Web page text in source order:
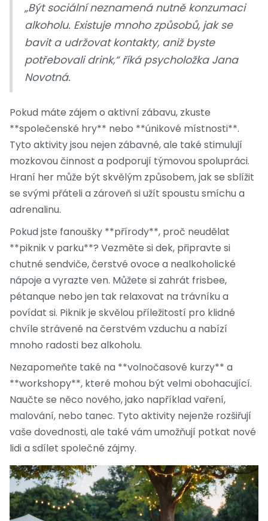
„Být sociální neznamená nutně konzumaci
alkoholu. Existuje mnoho způsobů, jak se
bavit a udržovat kontakty, aniž byste
potřebovali drink,“ říká psycholožka Jana
Novotná.
Pokud máte zájem o aktivní zábavu, zkuste
**společenské hry** nebo **únikové místnosti**.
Tyto aktivity jsou nejen zábavné, ale také stimulují
mozkovou činnost a podporují týmovou spolupráci.
Hraní her může být skvělým způsobem, jak se sblížit
se svými přáteli a zároveň si užít spoustu smíchu a
adrenalinu.
Pokud jste fanoušky **přírody**, proč neudělat
**piknik v parku**? Vezměte si dek, připravte si
chutné sendviče, čerstvé ovoce a nealkoholické
nápoje a vyrazte ven. Můžete si zahrát frisbee,
pétanque nebo jen tak relaxovat na trávníku a
povídat si. Piknik je skvělou příležitostí pro klidné
chvíle strávené na čerstvém vzduchu a nabízí
mnoho radosti bez alkoholu.
Nezapomeňte také na **volnočasové kurzy** a
**workshopy**, které mohou být velmi obohacující.
Naučte se něco nového, jako například vaření,
malování, nebo tanec. Tyto aktivity nejenže rozšiřují
vaše dovednosti, ale také vám umožňují potkat nové
lidi a sdílet společné zájmy.